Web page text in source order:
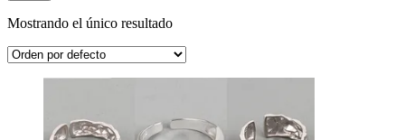
Mostrando el único resultado